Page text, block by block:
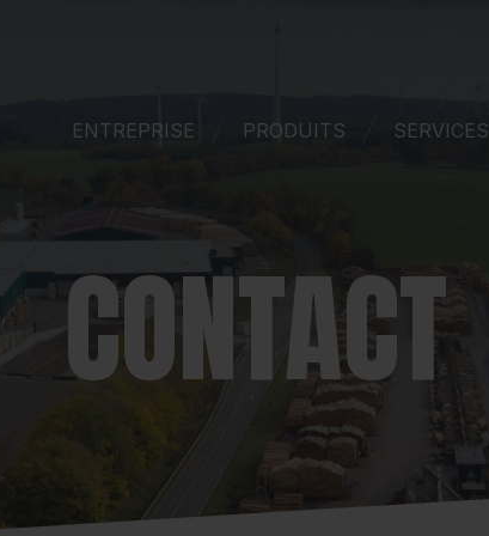
ENTREPRISE PRODUITS SERVICES
CONTACT